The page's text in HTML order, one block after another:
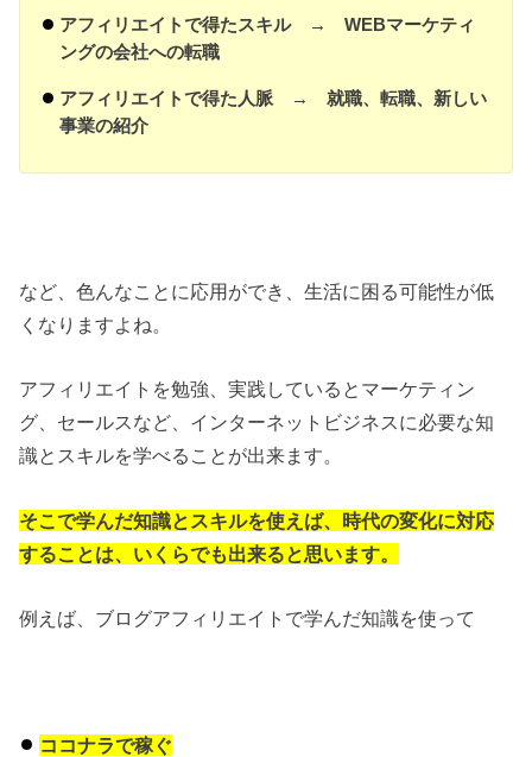
アフィリエイトで得たスキル → WEBマーケティ
ングの会社への転職
アフィリエイトで得た人脈 → 就職、転職、新しい
事業の紹介
など、色んなことに応用ができ、生活に困る可能性が低
くなりますよね。
アフィリエイトを勉強、実践しているとマーケティン
グ、セールスなど、インターネットビジネスに必要な知
識とスキルを学べることが出来ます。
そこで学んだ知識とスキルを使えば、時代の変化に対応
することは、いくらでも出来ると思います。
例えば、ブログアフィリエイトで学んだ知識を使って
ココナラで稼ぐ